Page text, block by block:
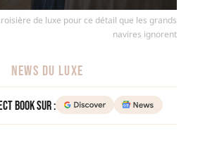
de luxe pour ce détail que les grands
navires ignorent
NEWS DU LUXE
Book sur :